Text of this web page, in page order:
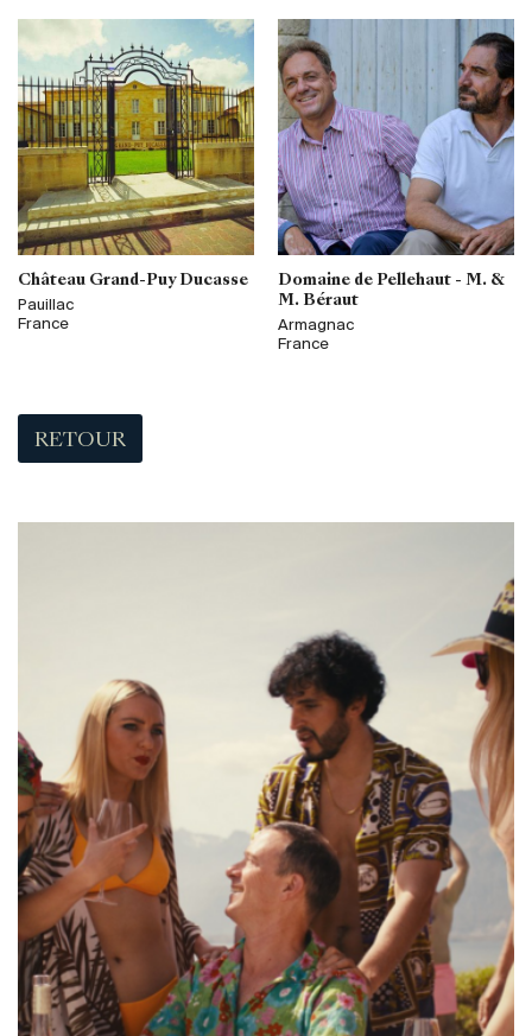
Château Grand-Puy Ducasse
Pauillac
France
Domaine de Pellehaut - M. &
M. Béraut
Armagnac
France
RETOUR